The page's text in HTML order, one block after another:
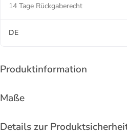
14 Tage Rückgaberecht
DE
Produktinformation
Maße
Details zur